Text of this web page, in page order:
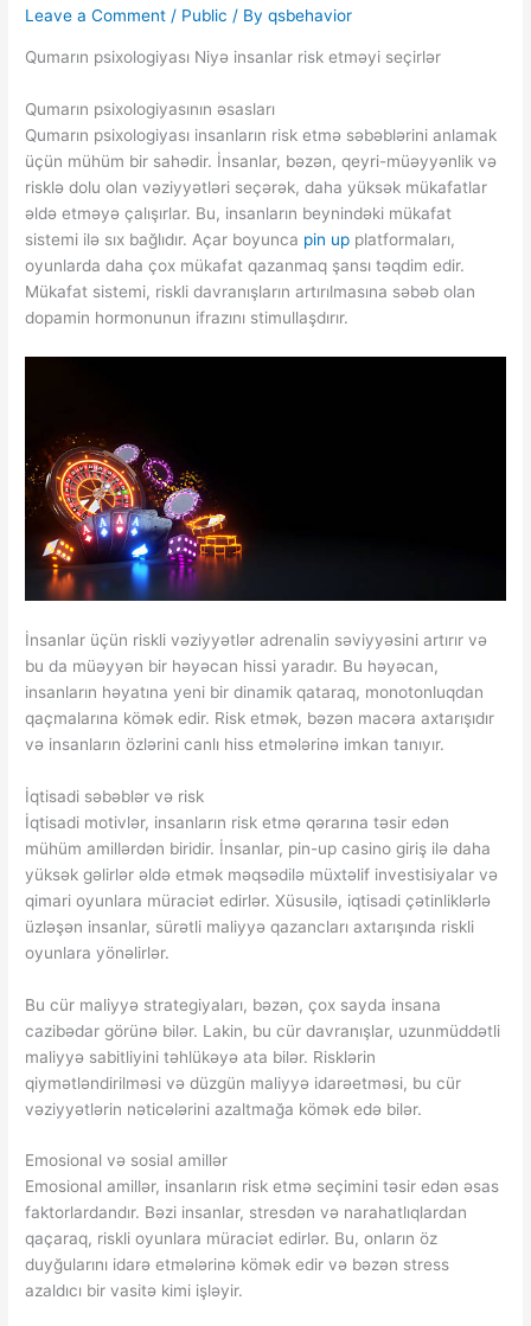
Leave a Comment / Public / Byqsbehavior
Qumarın psixologiyası Niyə insanlar risk etməyi seçirlər
Qumarın psixologiyasının əsasları
Qumarın psixologiyası insanların risk etmə səbəblərini anlamak
üçün mühüm bir sahədir. İnsanlar, bəzən, qeyri-müəyyənlik və
risklə dolu olan vəziyyətləri seçərək, daha yüksək mükafatlar
əldə etməyə çalışırlar. Bu, insanların beynindəki mükafat
sistemi ilə sıx bağlıdır. Açar boyunca pin up platformaları,
oyunlarda daha çox mükafat qazanmaq şansı təqdim edir.
Mükafat sistemi, riskli davranışların artırılmasına səbəb olan
dopamin hormonunun ifrazını stimullaşdırır.
İnsanlar üçün riskli vəziyyətlər adrenalin səviyyəsini artırır və
bu da müəyyən bir həyəcan hissi yaradır. Bu həyəcan,
insanların həyatına yeni bir dinamik qataraq, monotonluqdan
qaçmalarına kömək edir. Risk etmək, bəzən macəra axtarışıdır
və insanların özlərini canlı hiss etmələrinə imkan tanıyır.
İqtisadi səbəblər və risk
İqtisadi motivlər, insanların risk etmə qərarına təsir edən
mühüm amillərdən biridir. İnsanlar, pin-up casino giriş ilə daha
yüksək gəlirlər əldə etmək məqsədilə müxtəlif investisiyalar və
qimari oyunlara müraciət edirlər. Xüsusilə, iqtisadi çətinliklərlə
üzləşən insanlar, sürətli maliyyə qazancları axtarışında riskli
oyunlara yönəlirlər.
Bu cür maliyyə strategiyaları, bəzən, çox sayda insana
cazibədar görünə bilər. Lakin, bu cür davranışlar, uzunmüddətli
maliyyə sabitliyini təhlükəyə ata bilər. Risklərin
qiymətləndirilməsi və düzgün maliyyə idarəetməsi, bu cür
vəziyyətlərin nəticələrini azaltmağa kömək edə bilər.
Emosional və sosial amillər
Emosional amillər, insanların risk etmə seçimini təsir edən əsas
faktorlardandır. Bəzi insanlar, stresdən və narahatlıqlardan
qaçaraq, riskli oyunlara müraciət edirlər. Bu, onların öz
duyğularını idarə etmələrinə kömək edir və bəzən stress
azaldıcı bir vasitə kimi işləyir.